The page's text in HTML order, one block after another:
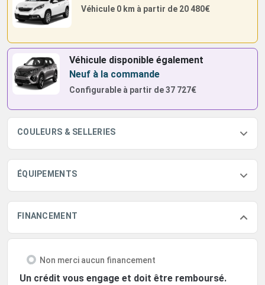
Véhicule 0 km à partir de 20 480€
Véhicule disponible également
Neuf à la commande
Configurable à partir de37 727€
COULEURS & SELLERIES
ÉQUIPEMENTS
FINANCEMENT
Non merci aucun financement
Un crédit vous engage et doit être remboursé.